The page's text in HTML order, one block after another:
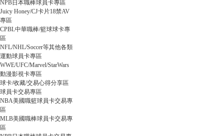
員
NPB日本職棒球員卡專區
Juicy Honey/CJ卡片18禁AV
專區
CPBL中華職棒/籃球球卡專
區
NFL/NHL/Soccer等其他各類
運動球員卡專區
WWE/UFC/Marvel/StarWars
動漫影視卡專區
球卡/收藏/交易心得分享區
球員卡交易專區
NBA美國職籃球員卡交易專
區
MLB美國職棒球員卡交易專
區